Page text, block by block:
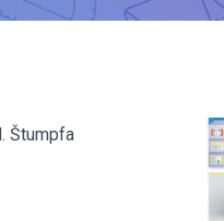
Štumpfa